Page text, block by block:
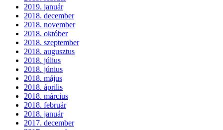
2019. január
2018. december
2018. november
2018. október
2018. szeptember
2018. augusztus
2018. július
2018. június
2018. május
2018. április
2018. március
2018. február
2018. január
2017. december